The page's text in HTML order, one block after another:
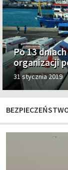
Po 13
organizacji
31 stycznia 2019